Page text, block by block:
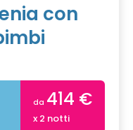
con
da 414 €
x 2 notti